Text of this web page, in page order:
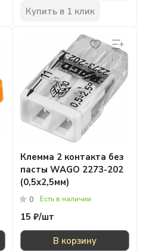
Купить в 1 клик
Клемма 2 контакта без
пасты WAGO 2273-202
(0,5х2,5мм)
0 Есть в наличии
15 ₽/шт
В корзину